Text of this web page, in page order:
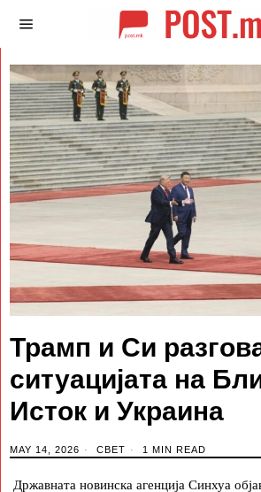
Трамп и Си
ситуацијата на
Исток и Украина
MAY 14, 2026 СВЕТ 1 MIN READ
Државната новинска агенција Синхуа